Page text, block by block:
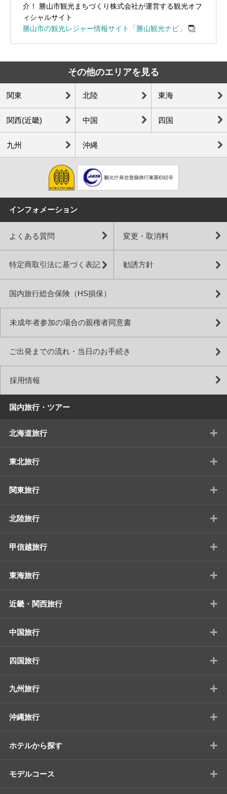
介！ 勝山市観光まちづくり株式会社が運営する観光オフ
ィシャルサイト
勝山市の観光レジャー情報サイト「勝山観光ナビ」
その他のエリアを見る
関東 北陸 東海
関西(近畿) 中国 四国
九州 沖縄
インフォメーション
よくある質問 変更・取消料
特定商取引法に基づく表記 勧誘方針
国内旅行総合保険（HS損保）
未成年者参加の場合の親権者同意書
ご出発までの流れ・当日のお手続き
採用情報
国内旅行・ツアー
北海道旅行 +
東北旅行 +
関東旅行 +
北陸旅行 +
甲信越旅行 +
東海旅行 +
近畿・関西旅行 +
中国旅行 +
四国旅行 +
九州旅行 +
沖縄旅行 +
ホテルから探す +
モデルコース +